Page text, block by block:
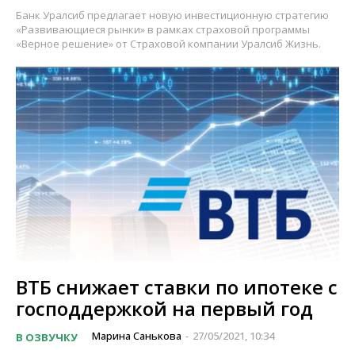
Банк Уралсиб предлагает новую инвестиционную стратегию
«Развивающиеся рынки» в рамках страховой программы
«Верное решение» от Страховой компании Уралсиб Жизнь.
ВТБ снижает ставки по ипотеке с
господдержкой на первый год
В ОЗВУЧКУ Марина Санькова - 27/05/2021, 10:34